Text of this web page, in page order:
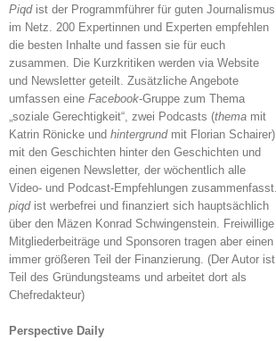
Piqdist der Programmführer für guten Journalismus
im Netz. 200 Expertinnen und Experten empfehlen
die besten Inhalte und fassen sie für euch
zusammen. Die Kurzkritiken werden via Website
und Newsletter geteilt. Zusätzliche Angebote
umfassen eine Facebook-Gruppe zum Thema
„soziale Gerechtigkeit“, zwei Podcasts (thema mit
Katrin Rönicke und hintergrundmit Florian Schairer)
mit den Geschichten hinter den Geschichten und
einen eigenen Newsletter, der wöchentlich alle
Video- und Podcast-Empfehlungen zusammenfasst.
piqdist werbefrei und finanziert sich hauptsächlich
über den Mäzen Konrad Schwingenstein. Freiwillige
Mitgliederbeiträge und Sponsoren tragen aber einen
immer größeren Teil der Finanzierung. (Der Autor ist
Teil des Gründungsteams und arbeitet dort als
Chefredakteur)
Perspective Daily